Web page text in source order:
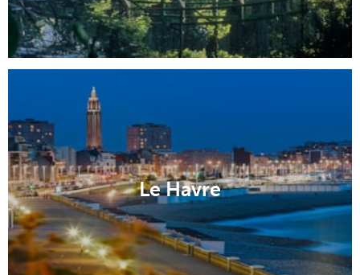
Le Havre